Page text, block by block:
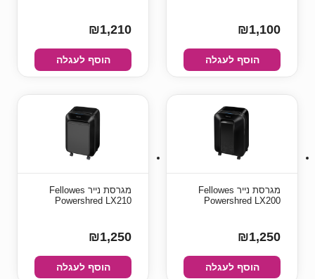
₪1,100
הוסף לעגלה
₪1,210
הוסף לעגלה
מגרסת נייר Fellowes
Powershred LX200
₪1,250
הוסף לעגלה
מגרסת נייר Fellowes
Powershred LX210
₪1,250
הוסף לעגלה